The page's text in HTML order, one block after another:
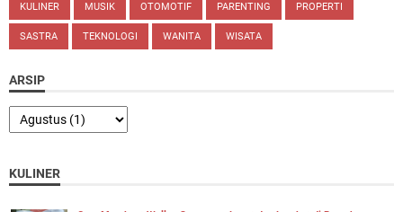
KULINER MUSIK OTOMOTIF PARENTING PROPERTI
SASTRA TEKNOLOGI WANITA WISATA
ARSIP
KULINER